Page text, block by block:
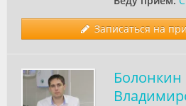
Записаться на
Болонкин